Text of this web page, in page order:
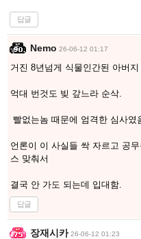
답글
Nemo 26-06-12 01:17
거진 8년넘게 식물인간된 아버
억대 번것도 빚 갚느라 순삭.
빨없는놈 때문에 엄격한 심사였
언론이 이 사실들 싹 자르고 공
스 맞춰서
결국 안 가도 되는데 입대함.
답글
장재시카 26-06-12 01:23